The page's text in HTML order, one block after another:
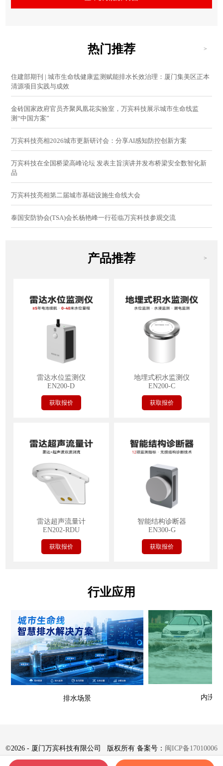
热门推荐 >
住建部期刊 | 城市生命线健康监测赋能排水长效治理：厦门集美区正本
清源项目实践与成效
金砖国家政府官员齐聚凤凰花实验室，万宾科技展示城市生命线监
测“中国方案”
万宾科技亮相2026城市更新研讨会：分享AI感知防控创新方案
万宾科技在全国桥梁高峰论坛 发表主旨演讲并发布桥梁安全数智化新
品
万宾科技亮相第二届城市基础设施生命线大会
泰国安防协会(TSA)会长杨艳峰一行莅临万宾科技参观交流
产品推荐 >
雷达水位监测仪
EN200-D
获取报价
地埋式积水监测仪
EN200-C
获取报价
雷达超声流量计
EN202-RDU
获取报价
智能结构诊断器
EN300-G
获取报价
行业应用
排水场景 内涝场
©2026 - 厦门万宾科技有限公司 版权所有 备案号： 闽ICP备17010006
号-8